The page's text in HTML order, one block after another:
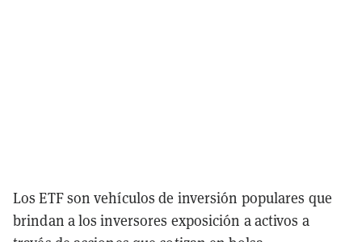
Los ETF son vehículos de inversión populares que
brindan a los inversores exposición a activos a